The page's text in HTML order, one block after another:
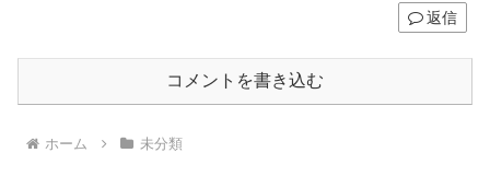
返信
コメントを書き込む
ホーム 未分類